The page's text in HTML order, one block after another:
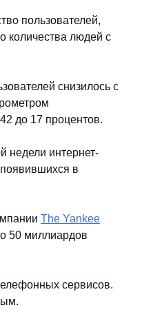
пользователей,
количества людей с
снизилось с
до 17 процентов.
недели интернет-
в
The Yankee
50 миллиардов
сервисов.